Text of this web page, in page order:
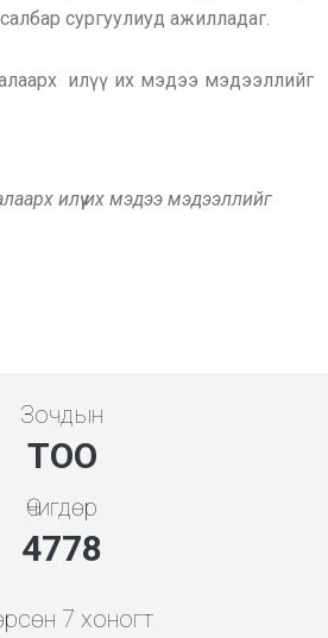
сургуулиуд ажилладаг.
илүү их мэдээ мэдээллийг
илүү их мэдээ мэдээллийг
Зочдын
ТОО
Өчигдөр
5119
7 хоногт